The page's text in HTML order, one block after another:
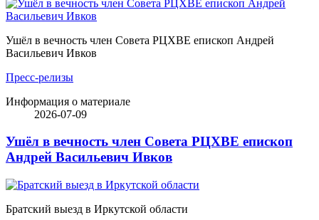
Ушёл в вечность член Совета РЦХВЕ епископ Андрей
Васильевич Ивков
Пресс-релизы
Информация о материале
2026-07-09
Ушёл в вечность член Совета РЦХВЕ епископ
Андрей Васильевич Ивков
Братский выезд в Иркутской области